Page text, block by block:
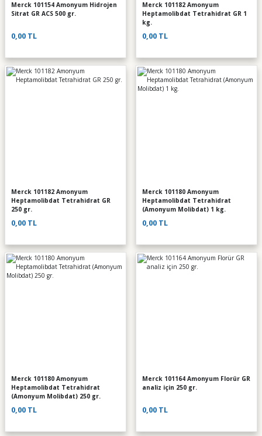
Merck 101154 Amonyum Hidrojen
Sitrat GR ACS 500 gr.
0,00 TL
Merck 101182 Amonyum
Heptamolibdat Tetrahidrat GR 1
kg.
0,00 TL
Merck 101182 Amonyum
Heptamolibdat Tetrahidrat GR
250 gr.
0,00 TL
Merck 101180 Amonyum
Heptamolibdat Tetrahidrat
(Amonyum Molibdat) 1 kg.
0,00 TL
Merck 101180 Amonyum
Heptamolibdat Tetrahidrat
(Amonyum Molibdat) 250 gr.
0,00 TL
Merck 101164 Amonyum Florür GR
analiz için 250 gr.
0,00 TL